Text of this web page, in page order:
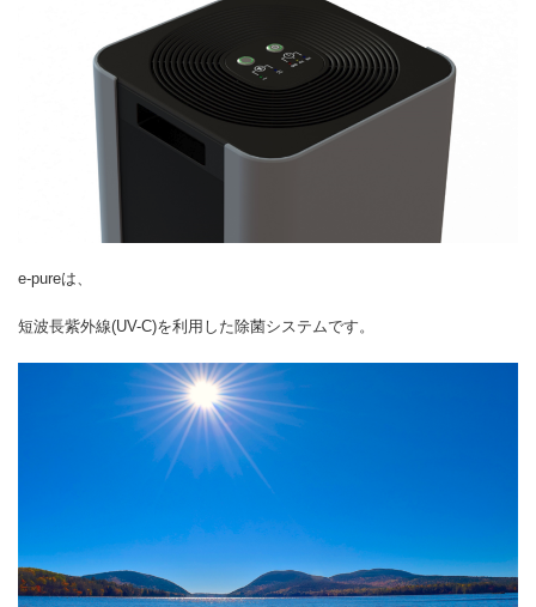
e-pureは、
短波長紫外線(UV-C)を利用した除菌システムです。